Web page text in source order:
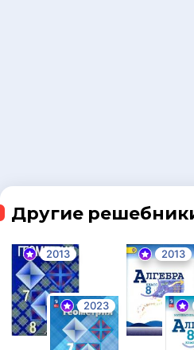
Другие
2013
2023
2013